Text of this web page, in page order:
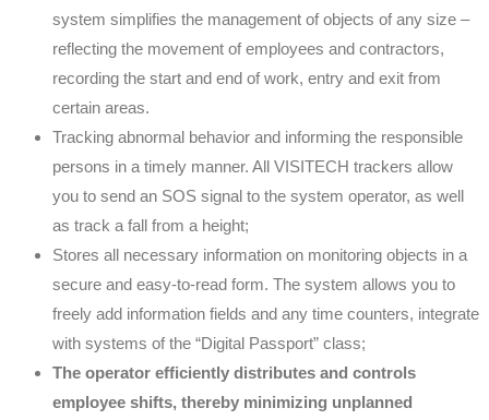
system simplifies the management of objects of any size –
reflecting the movement of employees and contractors,
recording the start and end of work, entry and exit from
certain areas.
Tracking abnormal behavior and informing the responsible
persons in a timely manner. All VISITECH trackers allow
you to send an SOS signal to the system operator, as well
as track a fall from a height;
Stores all necessary information on monitoring objects in a
secure and easy-to-read form. The system allows you to
freely add information fields and any time counters, integrate
with systems of the “Digital Passport” class;
The operator efficiently distributes and controls
employee shifts, thereby minimizing unplanned